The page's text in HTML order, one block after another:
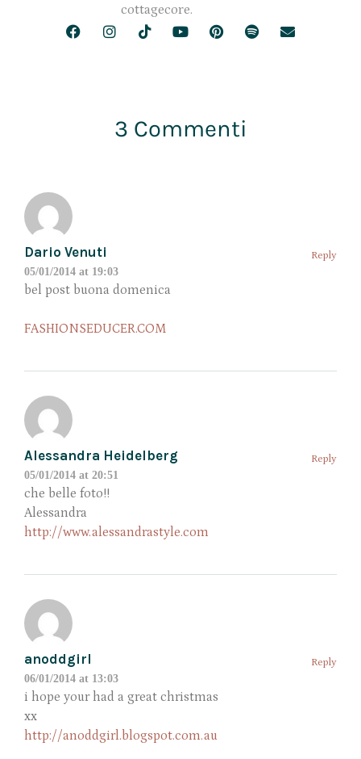
cottagecore.
3 Commenti
Dario Venuti
05/01/2014 at 19:03
Reply
bel post buona domenica
FASHIONSEDUCER.COM
Alessandra Heidelberg
05/01/2014 at 20:51
Reply
che belle foto!!
Alessandra
http://www.alessandrastyle.com
anoddgirl
06/01/2014 at 13:03
Reply
i hope your had a great christmas
xx
http://anoddgirl.blogspot.com.au